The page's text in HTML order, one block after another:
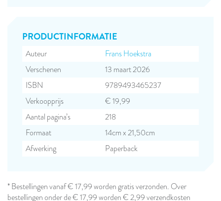
PRODUCT­INFORMATIE
Auteur
Frans Hoekstra
Verschenen
13 maart 2026
ISBN
9789493465237
Verkoopprijs
€ 19,99
Aantal pagina’s
218
Formaat
14cm x 21,50cm
Afwerking
Paperback
* Bestellingen vanaf € 17,99 worden gratis verzonden. Over
bestellingen onder de € 17,99 worden € 2,99 verzendkosten